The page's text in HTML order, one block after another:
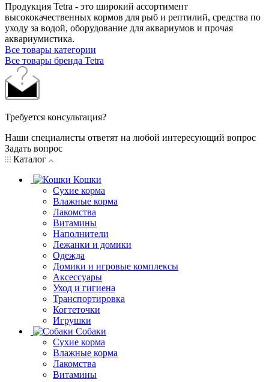
Продукция Tetra - это широкий ассортимент
высококачественных кормов для рыб и рептилий, средства по
уходу за водой, оборудование для аквариумов и прочая
аквариумистика.
Все товары категории
Все товары бренда Tetra
Требуется консультация?
Наши специалисты ответят на любой интересующий вопрос
Задать вопрос
Каталог
Кошки
Сухие корма
Влажные корма
Лакомства
Витамины
Наполнители
Лежанки и домики
Одежда
Домики и игровые комплексы
Аксессуары
Уход и гигиена
Транспортировка
Когтеточки
Игрушки
Собаки
Сухие корма
Влажные корма
Лакомства
Витамины